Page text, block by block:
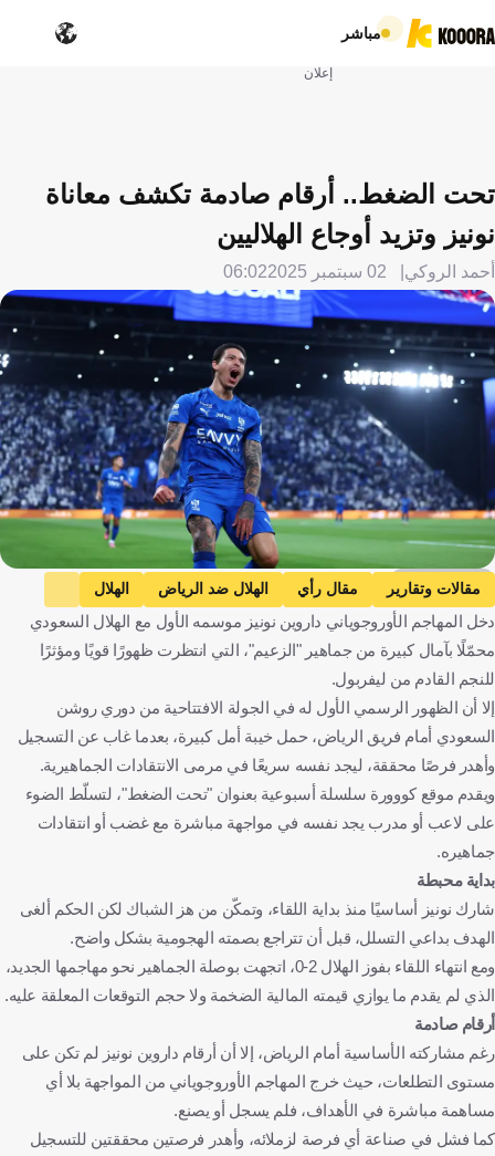
مباشر
إعلان
تحت الضغط.. أرقام صادمة تكشف معاناة
نونيز وتزيد أوجاع الهلاليين
أحمد الروكي 02 سبتمبر 2025 06:02
Getty Images
مقالات وتقارير مقال رأي الهلال ضد الرياض
الهلال
الرياض
دوري روشن السعودي
داروين نونيز
المملكة العربية السعودية
أورغواي كرة قدم
دخل المهاجم الأوروجوياني داروين نونيز موسمه الأول مع الهلال السعودي
محمّلًا بآمال كبيرة من جماهير "الزعيم"، التي انتظرت ظهورًا قويًا ومؤثرًا
للنجم القادم من ليفربول.
إلا أن الظهور الرسمي الأول له في الجولة الافتتاحية من دوري روشن
السعودي أمام فريق الرياض، حمل خيبة أمل كبيرة، بعدما غاب عن التسجيل
وأهدر فرصًا محققة، ليجد نفسه سريعًا في مرمى الانتقادات الجماهيرية.
ويقدم موقع كووورة سلسلة أسبوعية بعنوان "تحت الضغط"، لتسلّط الضوء
على لاعب أو مدرب يجد نفسه في مواجهة مباشرة مع غضب أو انتقادات
جماهيره.
بداية محبطة
شارك نونيز أساسيًا منذ بداية اللقاء، وتمكّن من هز الشباك لكن الحكم ألغى
الهدف بداعي التسلل، قبل أن تتراجع بصمته الهجومية بشكل واضح.
ومع انتهاء اللقاء بفوز الهلال 2-0، اتجهت بوصلة الجماهير نحو مهاجمها الجديد،
الذي لم يقدم ما يوازي قيمته المالية الضخمة ولا حجم التوقعات المعلقة عليه.
أرقام صادمة
رغم مشاركته الأساسية أمام الرياض، إلا أن أرقام داروين نونيز لم تكن على
مستوى التطلعات، حيث خرج المهاجم الأوروجوياني من المواجهة بلا أي
مساهمة مباشرة في الأهداف، فلم يسجل أو يصنع.
كما فشل في صناعة أي فرصة لزملائه، وأهدر فرصتين محققتين للتسجيل